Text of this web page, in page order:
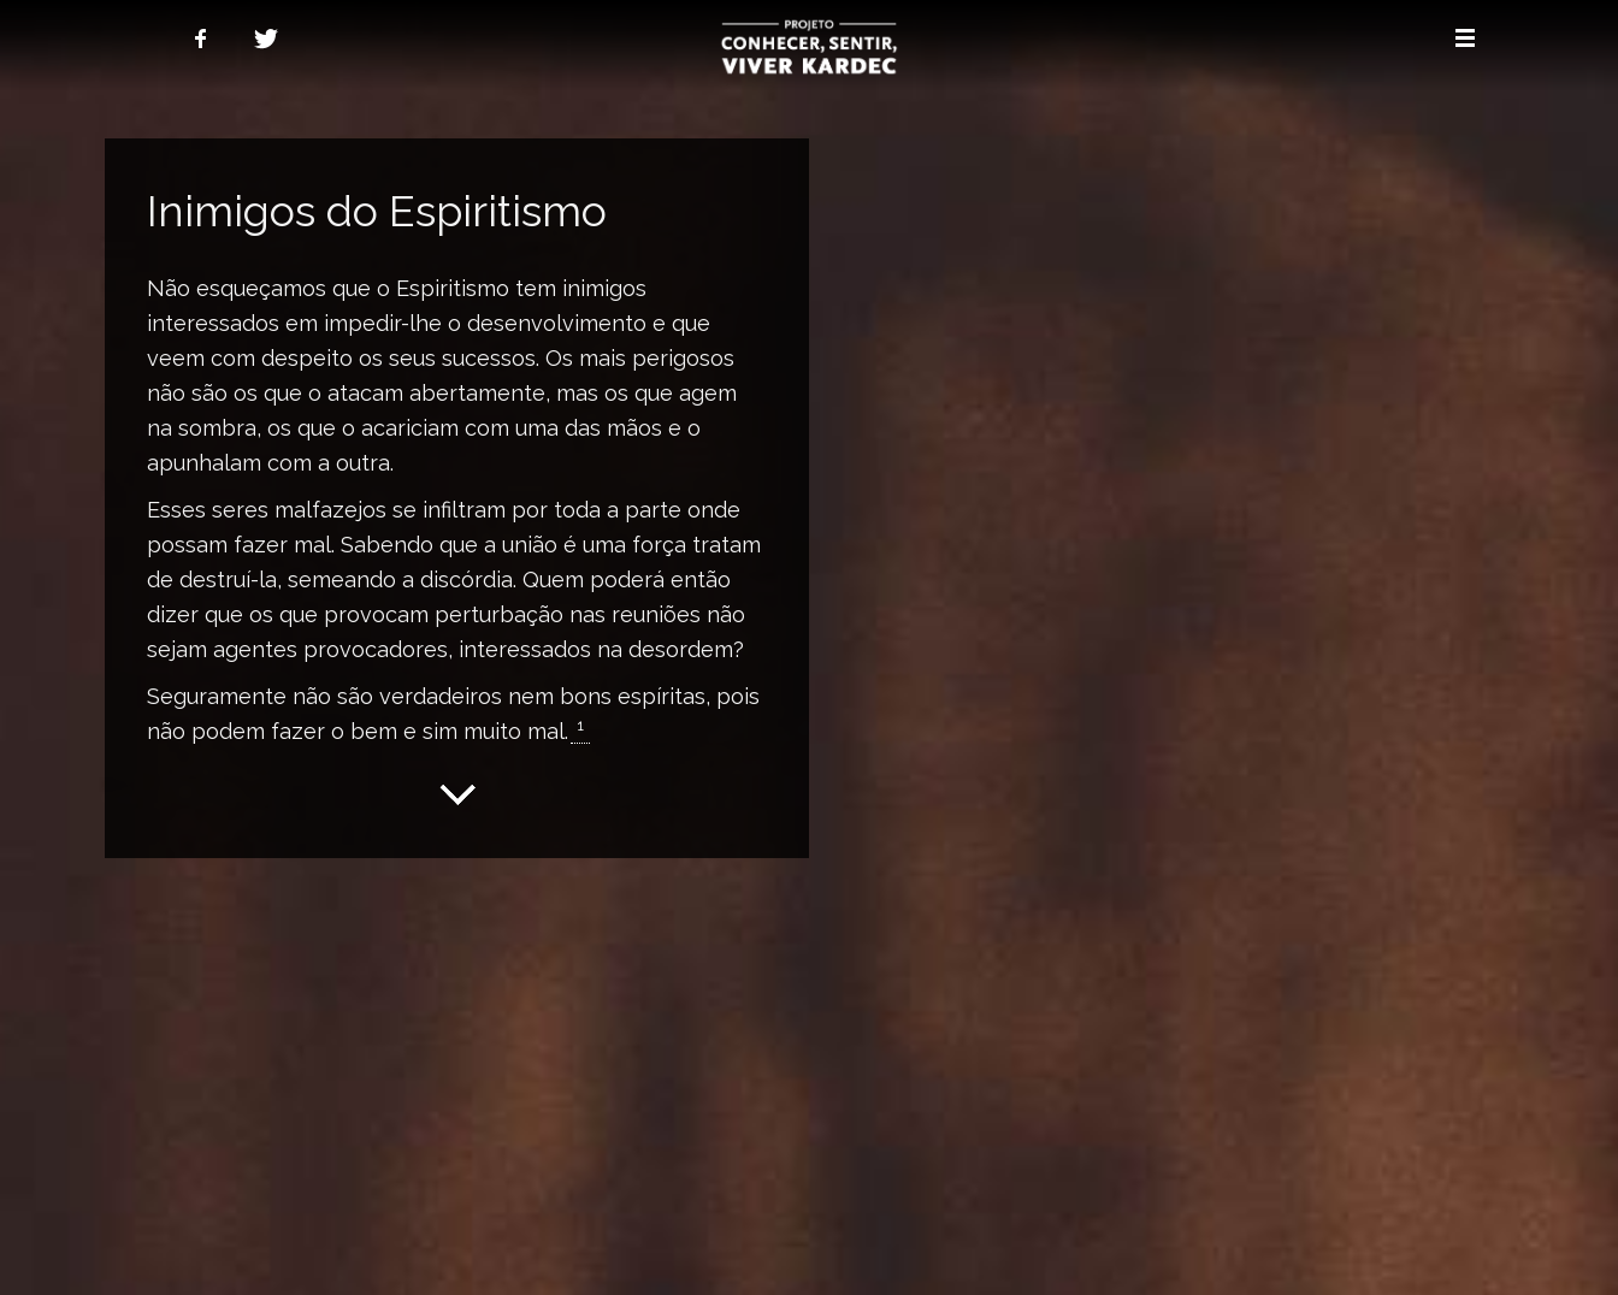
Inimigos do Espiritismo
Não esqueçamos que o Espiritismo tem inimigos
interessados em impedir-lhe o desenvolvimento e que
veem com despeito os seus sucessos. Os mais perigosos
não são os que o atacam abertamente, mas os que agem
na sombra, os que o acariciam com uma das mãos e o
apunhalam com a outra.
Esses seres malfazejos se infiltram por toda a parte onde
possam fazer mal. Sabendo que a união é uma força tratam
de destruí-la, semeando a discórdia. Quem poderá então
dizer que os que provocam perturbação nas reuniões não
sejam agentes provocadores, interessados na desordem?
Seguramente não são verdadeiros nem bons espíritas, pois
não podem fazer o bem e sim muito mal. 1